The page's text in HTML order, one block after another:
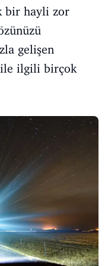
bir hayli zor
gelişen
ile ilgili birçok